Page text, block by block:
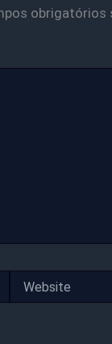
obrigatórios